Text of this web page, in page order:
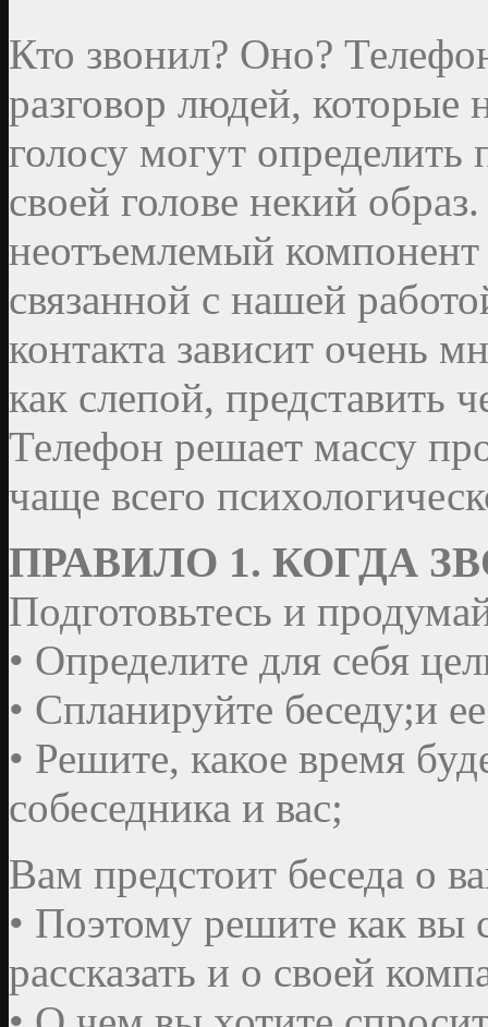
Кто звонил? Оно?
разговор людей, которые
голосу могут определить
своей голове некий
неотъемлемый
связанной с нашей
контакта зависит очень
как слепой, представить
Телефон решает массу
чаще всего
ПРАВИЛО 1. КОГДА
Подготовьтесь и
• Определите для себя
• Спланируйте беседу;и
• Решите, какое время
собеседника и вас;
Вам предстоит беседа о
• Поэтому решите как вы
рассказать и о своей